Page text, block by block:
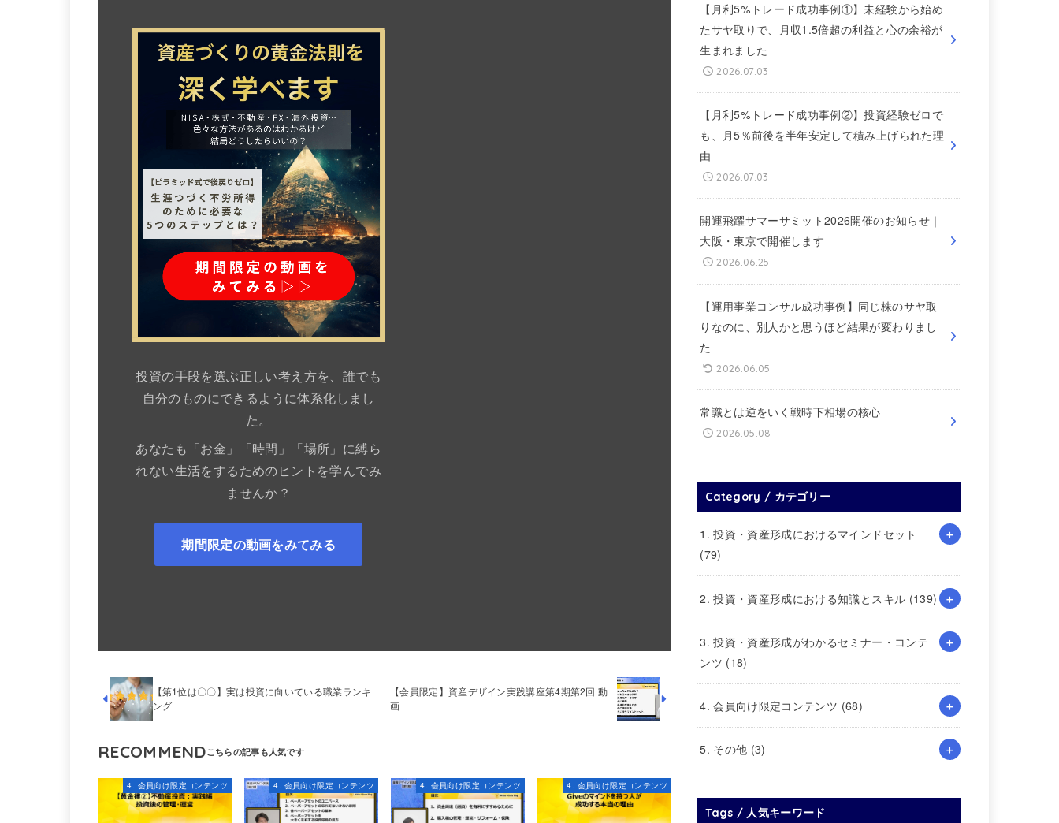
投資の手段を選ぶ正しい考え方を、誰でも
自分のものにできるように体系化しまし
た。
あなたも「お金」「時間」「場所」に縛ら
れない生活をするためのヒントを学んでみ
ませんか？
期間限定の動画をみてみる
【第1位は〇〇】実は投資に向いている職業ランキ
ング
【会員限定】資産デザイン実践講座第4期第2回 動
画
RECOMMEND
4. 会員向け限定コンテンツ 4. 会員向け限定コンテンツ 4. 会員向け限定コンテンツ 4. 会員向け限定コンテンツ
【月利5%トレード成功事例①】未経験から始め
たサヤ取りで、月収1.5倍超の利益と心の余裕が
生まれました
2026.07.03
【月利5%トレード成功事例②】投資経験ゼロで
も、月5％前後を半年安定して積み上げられた理
由
2026.07.03
開運飛躍サマーサミット2026開催のお知らせ｜
大阪・東京で開催します
2026.06.25
【運用事業コンサル成功事例】同じ株のサヤ取
りなのに、別人かと思うほど結果が変わりまし
た
2026.06.05
常識とは逆をいく戦時下相場の核心
2026.05.08
Category / カテゴリー
1. 投資・資産形成におけるマインドセット
(79)
2. 投資・資産形成における知識とスキル (139)
3. 投資・資産形成がわかるセミナー・コンテ
ンツ (18)
4. 会員向け限定コンテンツ (68)
5. その他 (3)
Tags / 人気キーワード